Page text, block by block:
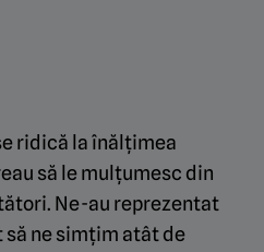
ridică la înălțimea
să le mulțumesc din
Ne-au reprezentat
ne simțim atât de